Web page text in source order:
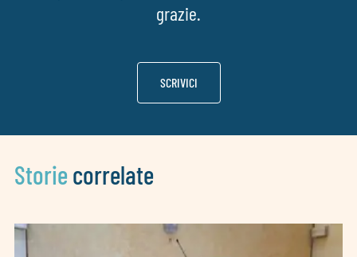
grazie.
SCRIVICI
Storie correlate